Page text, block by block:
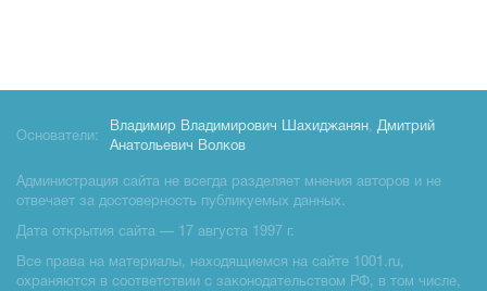
Основатели:
Владимир Владимирович Шахиджанян, Дмитрий
Анатольевич Волков
Администрация сайта не всегда разделяет мнения авторов и не
отвечает за достоверность публикуемых данных.
Дата открытия сайта — 17 августа 1997 г.
Все права на материалы, находящиемся на сайте 1001.ru,
охраняются в соответствии с законодательством РФ, в том числе,